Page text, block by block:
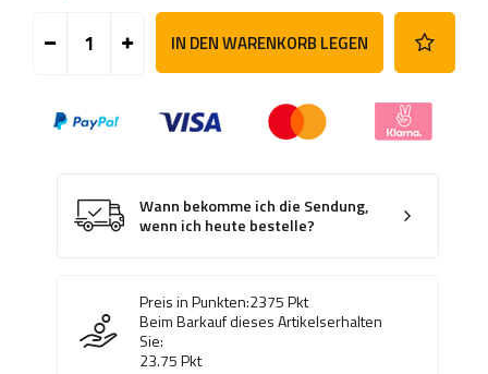
IN DEN WARENKORB LEGEN
Wann bekomme ich die Sendung,
wenn ich heute bestelle?
Preis in Punkten:2375Pkt
Beim Barkauf dieses Artikelserhalten
Sie:
23.75Pkt